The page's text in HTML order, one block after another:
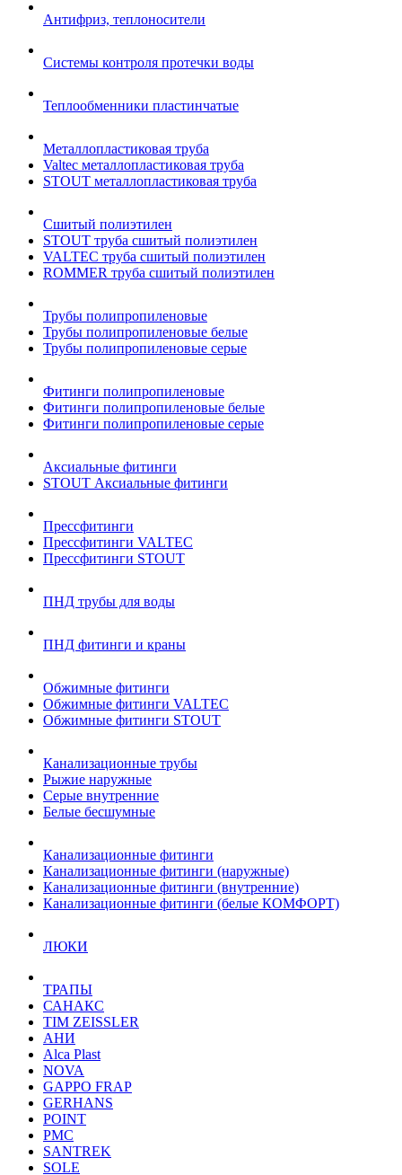
Антифриз, теплоносители
Системы контроля протечки воды
Теплообменники пластинчатые
Металлопластиковая труба
Valtec металлопластиковая труба
STOUT металлопластиковая труба
Сшитый полиэтилен
STOUT труба сшитый полиэтилен
VALTEC труба сшитый полиэтилен
ROMMER труба сшитый полиэтилен
Трубы полипропиленовые
Трубы полипропиленовые белые
Трубы полипропиленовые серые
Фитинги полипропиленовые
Фитинги полипропиленовые белые
Фитинги полипропиленовые серые
Аксиальные фитинги
STOUT Аксиальные фитинги
Прессфитинги
Прессфитинги VALTEC
Прессфитинги STOUT
ПНД трубы для воды
ПНД фитинги и краны
Обжимные фитинги
Обжимные фитинги VALTEC
Обжимные фитинги STOUT
Канализационные трубы
Рыжие наружные
Серые внутренние
Белые бесшумные
Канализационные фитинги
Канализационные фитинги (наружные)
Канализационные фитинги (внутренние)
Канализационные фитинги (белые КОМФОРТ)
ЛЮКИ
ТРАПЫ
САНАКС
TIM ZEISSLER
АНИ
Alca Plast
NOVA
GAPPO FRAP
GERHANS
POINT
РМС
SANTREK
SOLE